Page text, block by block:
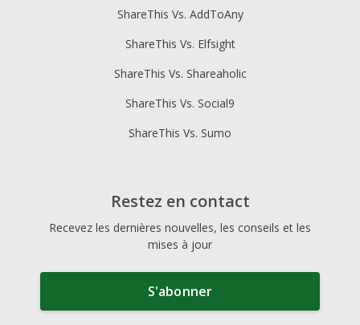
ShareThis Vs. AddToAny
ShareThis Vs. Elfsight
ShareThis Vs. Shareaholic
ShareThis Vs. Social9
ShareThis Vs. Sumo
Restez en contact
Recevez les dernières nouvelles, les conseils et les
mises à jour
S'abonner